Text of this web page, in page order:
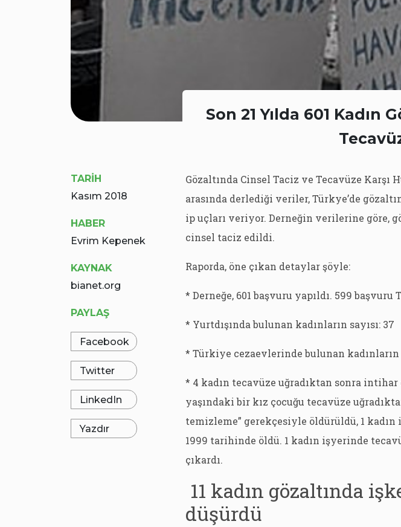
Son 21 Yılda 601 Kadın
TARİH
Kasım 2018
HABER
Evrim Kepenek
KAYNAK
bianet.org
PAYLAŞ
Facebook
Twitter
LinkedIn
Yazdır
Gözaltında Cinsel Taciz ve Tecavüze Karşı
arasında derlediği veriler, Türkye’de
ip uçları veriyor. Derneğin verilerine göre,
cinsel taciz edildi.
Raporda, öne çıkan detaylar şöyle:
* Derneğe, 601 başvuru yapıldı. 599
* Yurtdışında bulunan kadınların sayısı: 37
* Türkiye cezaevlerinde bulunan kadınların
* 4 kadın tecavüze uğradıktan sonra
yaşındaki bir kız çocuğu tecavüze
temizleme” gerekçesiyle öldürüldü, 1
1999 tarihinde öldü. 1 kadın işyerinde
çıkardı.
11 kadın gözaltında
düşürdü